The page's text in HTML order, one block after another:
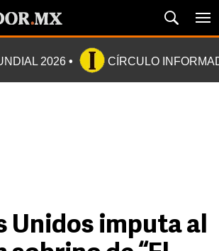
2026 CÍRCULO
Unidos imputa al